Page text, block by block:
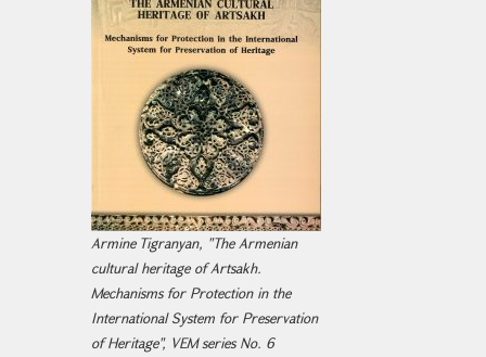
Armine Tigranyan, "The Armenian
cultural heritage of Artsakh.
Mechanisms for Protection in the
International System for Preservation
of Heritage", VEM series No. 6